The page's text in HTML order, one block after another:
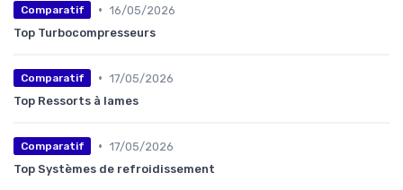
Comparatif • 16/05/2026
Top Turbocompresseurs
Comparatif • 17/05/2026
Top Ressorts à lames
Comparatif • 17/05/2026
Top Systèmes de refroidissement